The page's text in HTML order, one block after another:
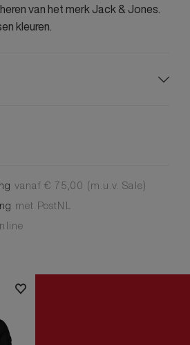
van het merk Jack & Jones.
kleuren.
vanaf € 75,00 (m.u.v. Sale)
met PostNL